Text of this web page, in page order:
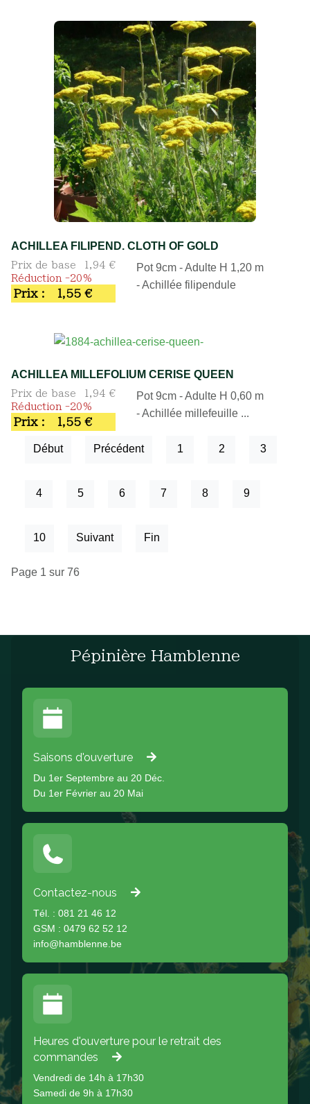
ACHILLEA FILIPEND. CLOTH OF GOLD
Prix de base
1,94 €
Réduction -20%
Prix : 1,55 €
Pot 9cm - Adulte H 1,20 m
- Achillée filipendule
ACHILLEA MILLEFOLIUM CERISE QUEEN
Prix de base
1,94 €
Réduction -20%
Prix : 1,55 €
Pot 9cm - Adulte H 0,60 m
- Achillée millefeuille ...
Début Précédent 1 2 3
4 5 6 7 8 9
10 Suivant Fin
Page 1 sur 76
Pépinière Hamblenne
Saisons d'ouverture
Du 1er Septembre au 20 Déc.
Du 1er Février au 20 Mai
Contactez-nous
Tél. : 081 21 46 12
GSM : 0479 62 52 12
info@hamblenne.be
Heures d'ouverture pour le retrait des
commandes
Vendredi de 14h à 17h30
Samedi de 9h à 17h30